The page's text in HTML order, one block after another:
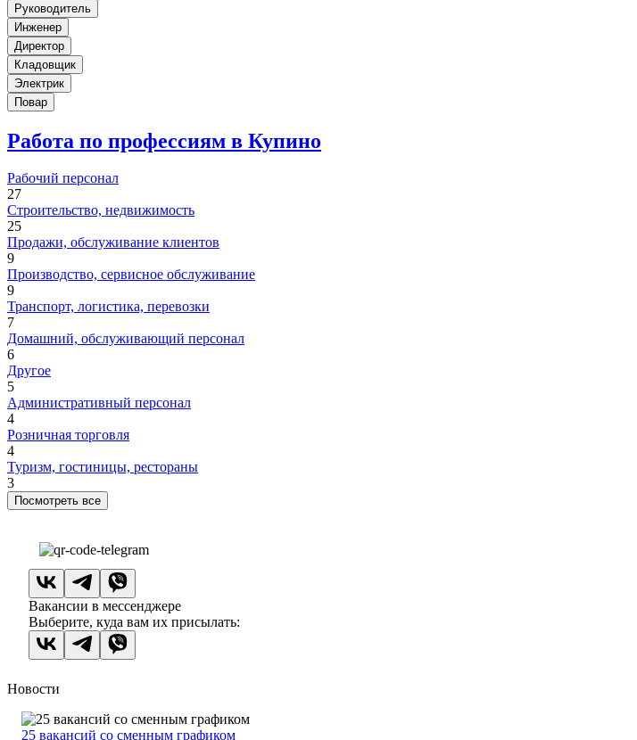
Руководитель
Инженер
Директор
Кладовщик
Электрик
Повар
Работа по профессиям в Купино
Рабочий персонал
27
Строительство, недвижимость
25
Продажи, обслуживание клиентов
9
Производство, сервисное обслуживание
9
Транспорт, логистика, перевозки
7
Домашний, обслуживающий персонал
6
Другое
5
Административный персонал
4
Розничная торговля
4
Туризм, гостиницы, рестораны
3
Посмотреть все
Вакансии в мессенджере
Выберите, куда вам их присылать:
Новости
25 вакансий со сменным графиком